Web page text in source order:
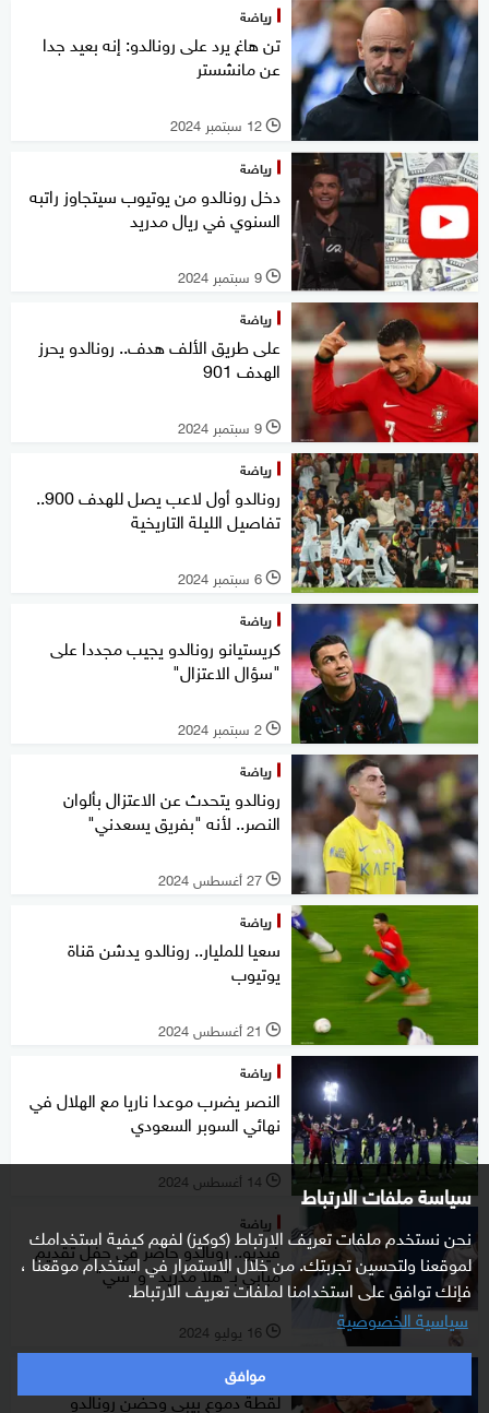
سياسة ملفات الارتباط
نحن نستخدم ملفات تعريف الارتباط (كوكيز) لفهم كيفية استخدامك
لموقعنا ولتحسين تجربتك. من خلال الاستمرار في استخدام موقعنا ،
فإنك توافق على استخدامنا لملفات تعريف الارتباط.
سياسية الخصوصية
موافق
رياضة
تن هاغ يرد على رونالدو: إنه بعيد جدا
عن مانشستر
l 12 سبتمبر 2024
رياضة
دخل رونالدو من يوتيوب سيتجاوز راتبه
السنوي في ريال مدريد
l 9 سبتمبر 2024
رياضة
على طريق الألف هدف.. رونالدو يحرز
الهدف 901
l 9 سبتمبر 2024
رياضة
رونالدو أول لاعب يصل للهدف 900..
تفاصيل الليلة التاريخية
l 6 سبتمبر 2024
رياضة
كريستيانو رونالدو يجيب مجددا على
"سؤال الاعتزال"
l 2 سبتمبر 2024
رياضة
رونالدو يتحدث عن الاعتزال بألوان
النصر.. لأنه "بفريق يسعدني"
l 27 أغسطس 2024
رياضة
سعيا للمليار.. رونالدو يدشن قناة
يوتيوب
l 21 أغسطس 2024
رياضة
النصر يضرب موعدا ناريا مع الهلال في
نهائي السوبر السعودي
l 14 أغسطس 2024
رياضة
فيديو.. رونالدو حاضر في حفل تقديم
مبابي بـ"هلا مدريد" و"سي"
l 16 يوليو 2024
رياضة
لقطة دموع بيبي وحضن رونالدو